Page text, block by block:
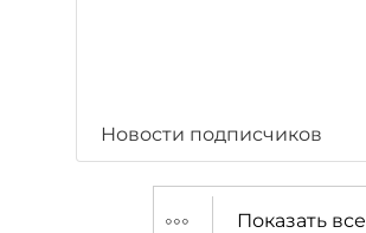
Новости подписчиков
Показать все